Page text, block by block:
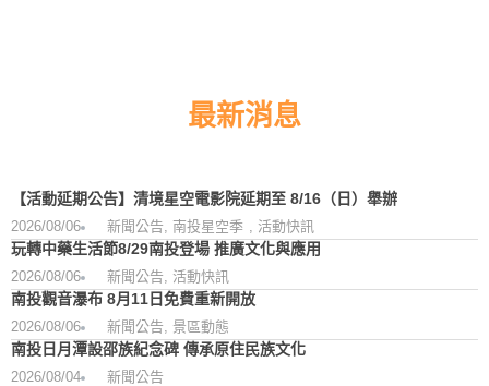
最新消息
【活動延期公告】清境星空電影院延期至 8/16（日）舉辦
2026/08/06 新聞公告, 南投星空季 , 活動快訊
玩轉中藥生活節8/29南投登場 推廣文化與應用
2026/08/06 新聞公告, 活動快訊
南投觀音瀑布 8月11日免費重新開放
2026/08/06 新聞公告, 景區動態
南投日月潭設邵族紀念碑 傳承原住民族文化
2026/08/04 新聞公告